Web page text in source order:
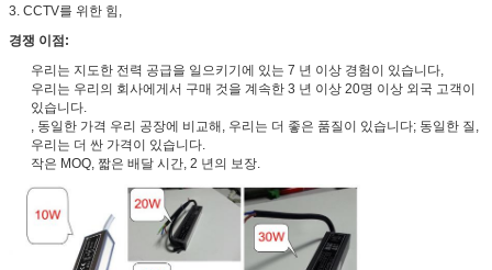
3. CCTV를 위한 힘,
경쟁 이점:
우리는 지도한 전력 공급을 일으키기에 있는 7 년 이상 경험이 있습니다,
우리는 우리의 회사에게서 구매 것을 계속한 3 년 이상 20명 이상 외국 고객이
있습니다.
, 동일한 가격 우리 공장에 비교해, 우리는 더 좋은 품질이 있습니다; 동일한 질,
우리는 더 싼 가격이 있습니다.
작은 MOQ, 짧은 배달 시간, 2 년의 보장.